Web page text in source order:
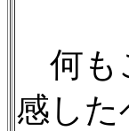
何も
感し